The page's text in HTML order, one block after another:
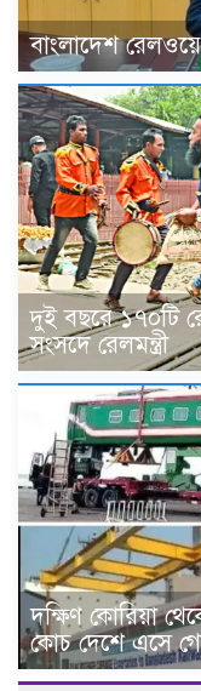
বাংলাদেশ
দুই বছরে ১৭০টি
সংসদে রেলমন্ত্রী
দক্ষিণ কোরিয়া
কোচ দেশে এসে